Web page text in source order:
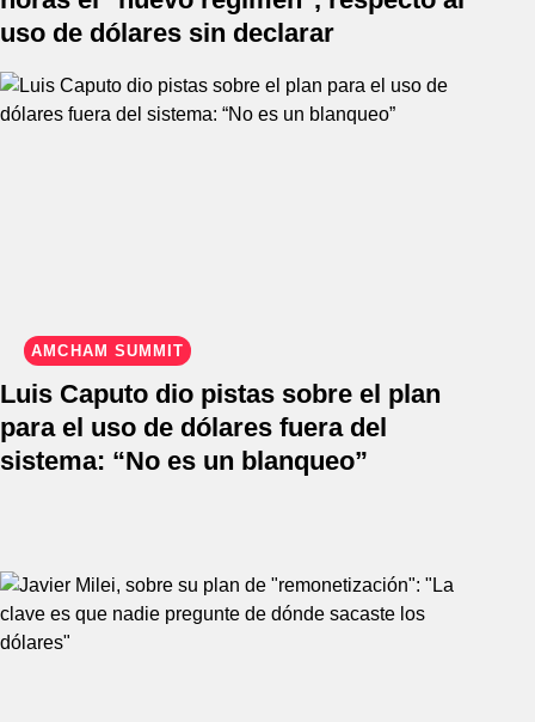
uso de dólares sin declarar
AMCHAM SUMMIT
Luis Caputo dio pistas sobre el plan
para el uso de dólares fuera del
sistema: “No es un blanqueo”